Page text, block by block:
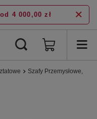
od 4 000,00 zł
Szafy Przemysłowe, BHP